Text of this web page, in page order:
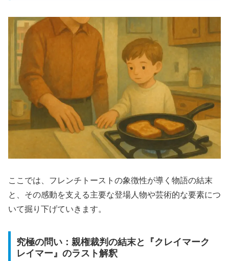
ここでは、フレンチトーストの象徴性が導く物語の結末
と、その感動を支える主要な登場人物や芸術的な要素につ
いて掘り下げていきます。
究極の問い：親権裁判の結末と『クレイマーク
レイマー』のラスト解釈